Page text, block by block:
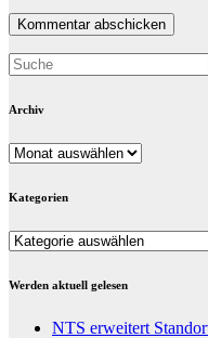
Archiv
Archiv
Kategorien
Kategorien
Werden aktuell gelesen
NTS erweitert